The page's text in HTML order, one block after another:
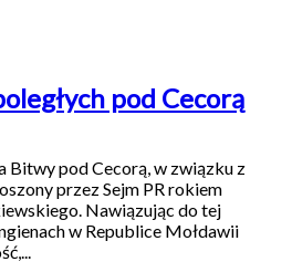
pod Cecorą
Bitwy pod Cecorą, w związku z
przez Sejm PR rokiem
Nawiązując do tej
w Republice Mołdawii